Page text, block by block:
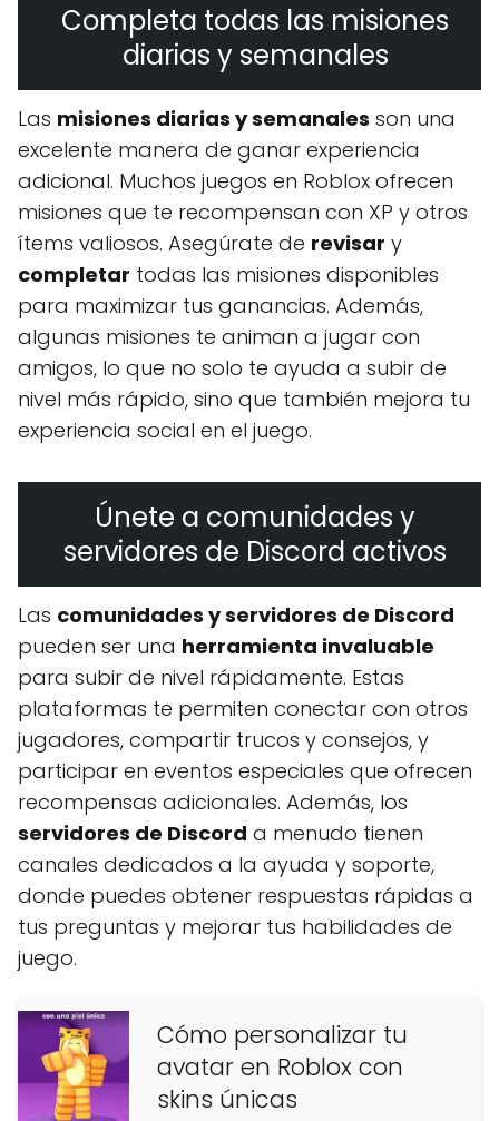
Completa todas las misiones
diarias y semanales
Las misiones diarias y semanales son una
excelente manera de ganar experiencia
adicional. Muchos juegos en Roblox ofrecen
misiones que te recompensan con XP y otros
ítems valiosos. Asegúrate de revisar y
completar todas las misiones disponibles
para maximizar tus ganancias. Además,
algunas misiones te animan a jugar con
amigos, lo que no solo te ayuda a subir de
nivel más rápido, sino que también mejora tu
experiencia social en el juego.
Únete a comunidades y
servidores de Discord activos
Las comunidades y servidores de Discord
pueden ser una herramienta invaluable
para subir de nivel rápidamente. Estas
plataformas te permiten conectar con otros
jugadores, compartir trucos y consejos, y
participar en eventos especiales que ofrecen
recompensas adicionales. Además, los
servidores de Discord a menudo tienen
canales dedicados a la ayuda y soporte,
donde puedes obtener respuestas rápidas a
tus preguntas y mejorar tus habilidades de
juego.
Cómo personalizar tu
avatar en Roblox con
skins únicas